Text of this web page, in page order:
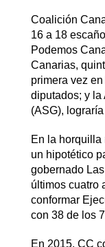
Coalición
16 a 18
Podemos
Canarias,
primera vez
diputados; y la
(ASG),
En la horquilla
un hipotético
gobernado
últimos cuatro
conformar
con 38 de los
En 2015, CC